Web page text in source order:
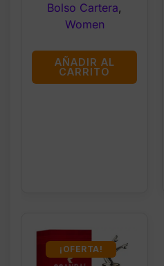
Bolso Cartera,
Women
AÑADIR AL
CARRITO
¡OFERTA!